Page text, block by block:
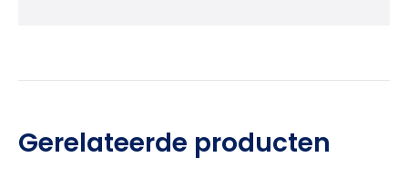
Gerelateerde producten